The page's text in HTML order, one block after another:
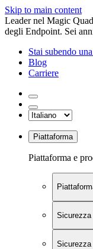
Skip to main content
Leader nel Magic
degli Endpoint. Sei
Stai subendo
Blog
Carriere
Piattaforma
Piattaforma e
Sicurezza
Sicurezza